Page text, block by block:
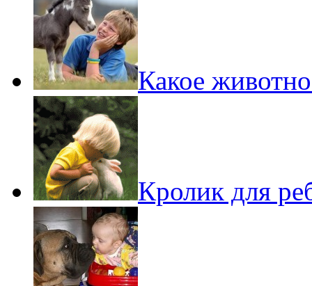
Какое
Кролик для